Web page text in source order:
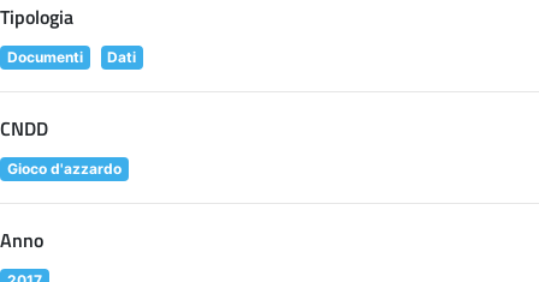
Tipologia
Documenti Dati
CNDD
Gioco d'azzardo
Anno